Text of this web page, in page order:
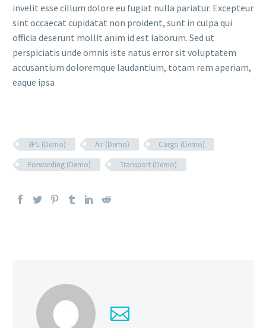
invelit esse cillum dolore eu fugiat nulla pariatur. Excepteur
sint occaecat cupidatat non proident, sunt in culpa qui
officia deserunt mollit anim id est laborum. Sed ut
perspiciatis unde omnis iste natus error sit voluptatem
accusantium doloremque laudantium, totam rem aperiam,
eaque ipsa
3PL (Demo) Air (Demo)
Cargo (Demo)
Forwarding (Demo)
Transport (Demo)